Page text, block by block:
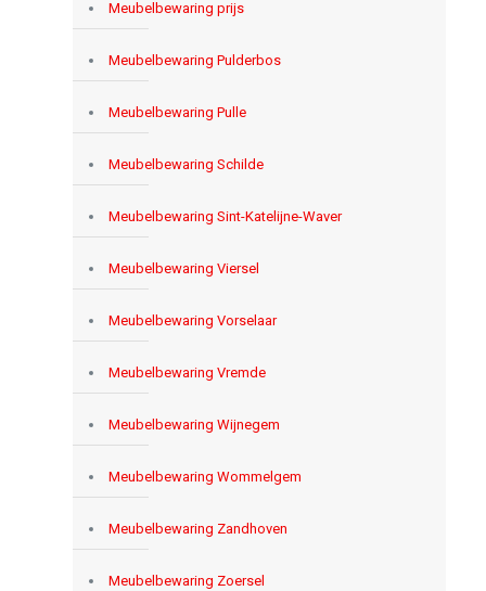
Meubelbewaring prijs
Meubelbewaring Pulderbos
Meubelbewaring Pulle
Meubelbewaring Schilde
Meubelbewaring Sint-Katelijne-Waver
Meubelbewaring Viersel
Meubelbewaring Vorselaar
Meubelbewaring Vremde
Meubelbewaring Wijnegem
Meubelbewaring Wommelgem
Meubelbewaring Zandhoven
Meubelbewaring Zoersel